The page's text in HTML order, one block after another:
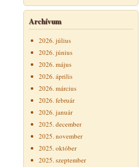
Archívum
2026. július
2026. június
2026. május
2026. április
2026. március
2026. február
2026. január
2025. december
2025. november
2025. október
2025. szeptember